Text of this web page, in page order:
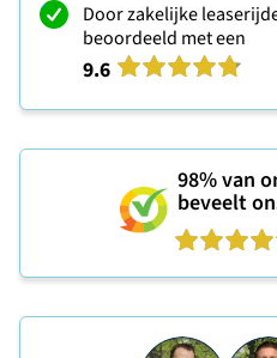
Door zakelijke
beoordeeld met een
9.6
98%van
beveelt